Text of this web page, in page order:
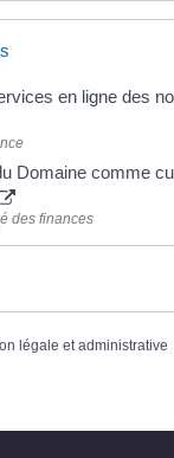
en ligne des
Domaine comme
des finances
légale et administrative